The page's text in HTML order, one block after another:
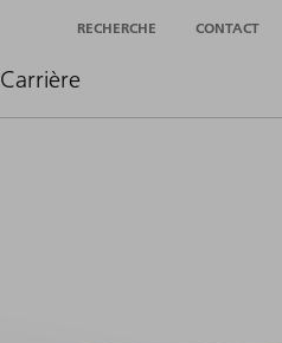
Carrière
RECHERCHE CONTACT